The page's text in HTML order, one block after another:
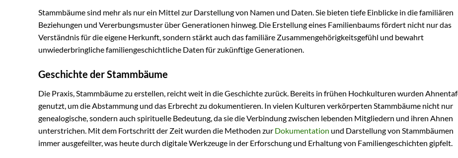
Stammbäume sind mehr als nur ein Mittel zur Darstellung von Namen und Daten. Sie bieten tiefe Einblicke in die familiären
Beziehungen und Vererbungsmuster über Generationen hinweg. Die Erstellung eines Familienbaums fördert nicht nur das
Verständnis für die eigene Herkunft, sondern stärkt auch das familiäre Zusammengehörigkeitsgefühl und bewahrt
unwiederbringliche familiengeschichtliche Daten für zukünftige Generationen.
Geschichte der Stammbäume
Die Praxis, Stammbäume zu erstellen, reicht weit in die Geschichte zurück. Bereits in frühen Hochkulturen wurden
genutzt, um die Abstammung und das Erbrecht zu dokumentieren. In vielen Kulturen verkörperten Stammbäume nicht nur
genealogische, sondern auch spirituelle Bedeutung, da sie die Verbindung zwischen lebenden Mitgliedern und ihren Ahnen
unterstrichen. Mit dem Fortschritt der Zeit wurden die Methoden zur Dokumentation und Darstellung von Stammbäumen
immer ausgefeilter, was heute durch digitale Werkzeuge in der Erforschung und Erhaltung von Familiengeschichten gipfelt.